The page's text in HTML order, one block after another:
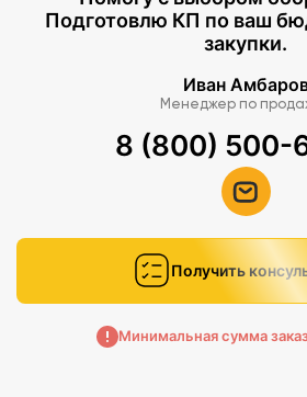
Подготовлю КП по ваш
закупки.
Иван
Менеджер по
8 (800) 500-
Получить
Минимальная сумма